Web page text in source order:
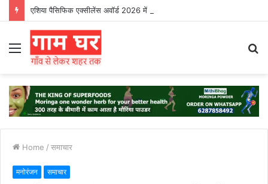
एशिया पैसिफिक एक्सीलेंस अवॉर्ड 2026 में प्रतिभाओं का सम्मान’
Menu
Home / समाचार
मनोरंजन समाचार